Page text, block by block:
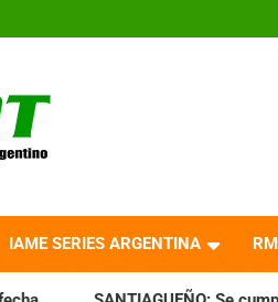
del
IAME SERIES ARGENTINA